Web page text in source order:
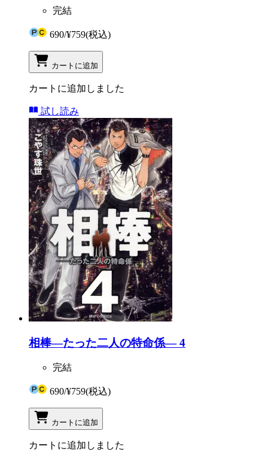
完結
690/¥759(税込)
カートに追加
カートに追加しました
試し読み
相棒―たった二人の特命係― 4
完結
690/¥759(税込)
カートに追加
カートに追加しました